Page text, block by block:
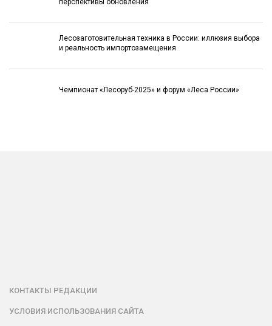
Лесозаготовительная техника в России: иллюзия выбора
и реальность импортозамещения
Чемпионат «Лесоруб-2025» и форум «Леса России»
КОНТАКТЫ РЕДАКЦИИ
УСЛОВИЯ ИСПОЛЬЗОВАНИЯ САЙТА